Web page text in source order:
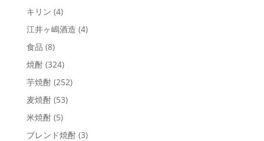
キリン (4)
江井ヶ嶋酒造 (4)
食品 (8)
焼酎 (324)
芋焼酎 (252)
麦焼酎 (53)
米焼酎 (5)
ブレンド焼酎 (3)